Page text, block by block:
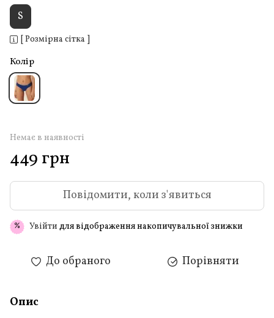
S
[ Розмірна сітка ]
Колір
Немає в наявності
449 грн
Повідомити, коли з'явиться
% Увійти для відображення накопичувальної знижки
До обраного Порівняти
Опис